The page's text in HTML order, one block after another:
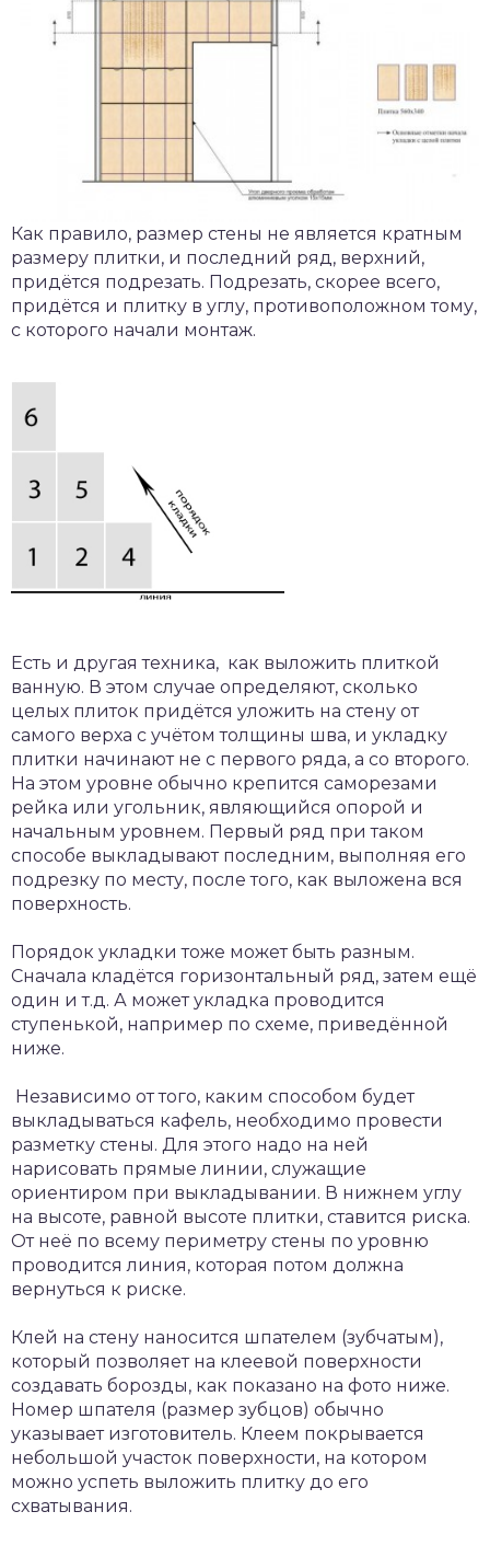
Как правило, размер стены не является кратным
размеру плитки, и последний ряд, верхний,
придётся подрезать. Подрезать, скорее всего,
придётся и плитку в углу, противоположном тому,
с которого начали монтаж.
Есть и другая техника, как выложить плиткой
ванную. В этом случае определяют, сколько
целых плиток придётся уложить на стену от
самого верха с учётом толщины шва, и укладку
плитки начинают не с первого ряда, а со второго.
На этом уровне обычно крепится саморезами
рейка или угольник, являющийся опорой и
начальным уровнем. Первый ряд при таком
способе выкладывают последним, выполняя его
подрезку по месту, после того, как выложена вся
поверхность.
Порядок укладки тоже может быть разным.
Сначала кладётся горизонтальный ряд, затем ещё
один и т.д. А может укладка проводится
ступенькой, например по схеме, приведённой
ниже.
Независимо от того, каким способом будет
выкладываться кафель, необходимо провести
разметку стены. Для этого надо на ней
нарисовать прямые линии, служащие
ориентиром при выкладывании. В нижнем углу
на высоте, равной высоте плитки, ставится риска.
От неё по всему периметру стены по уровню
проводится линия, которая потом должна
вернуться к риске.
Клей на стену наносится шпателем (зубчатым),
который позволяет на клеевой поверхности
создавать борозды, как показано на фото ниже.
Номер шпателя (размер зубцов) обычно
указывает изготовитель. Клеем покрывается
небольшой участок поверхности, на котором
можно успеть выложить плитку до его
схватывания.